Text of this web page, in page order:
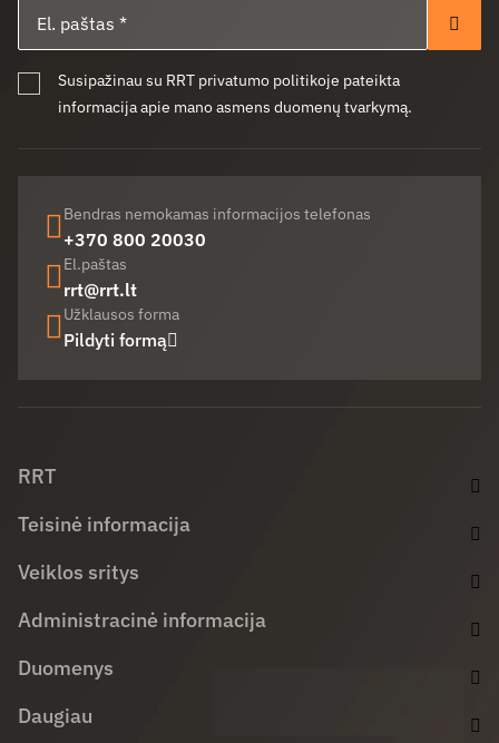
Susipažinau su RRT privatumo politikoje pateikta
informacija apie mano asmens duomenų tvarkymą.
Bendras nemokamas informacijos telefonas
+370 800 20030
El.paštas
rrt@rrt.lt
Užklausos forma
Pildyti formą
RRT
Teisinė informacija
Veiklos sritys
Administracinė informacija
Duomenys
Daugiau